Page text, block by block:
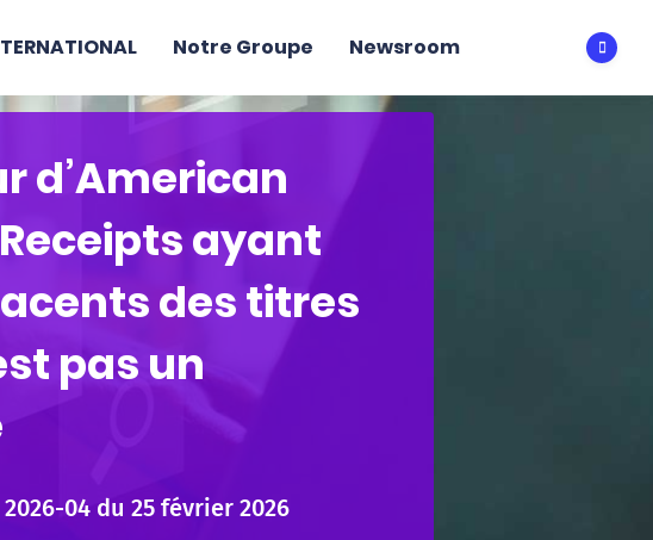
Notre Groupe Newsroom
d’American
ayant
des titres
pas un
04 du 25 février 2026